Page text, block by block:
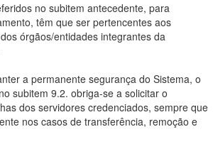
no subitem antecedente, para
têm que ser pertencentes aos
órgãos/entidades integrantes da
a permanente segurança do Sistema, o
subitem 9.2. obriga-se a solicitar o
dos servidores credenciados, sempre que
nos casos de transferência, remoção e